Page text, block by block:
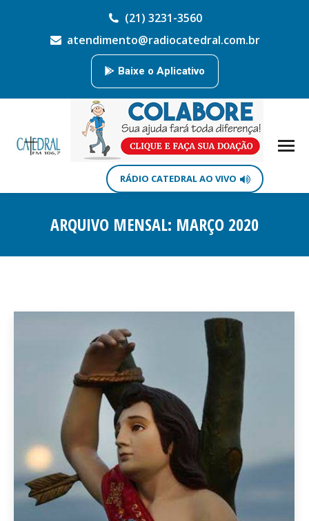
(21) 3231-3560
atendimento@radiocatedral.com.br
Baixe o Aplicativo
RÁDIO CATEDRAL AO VIVO
ARQUIVO MENSAL: MARÇO 2020